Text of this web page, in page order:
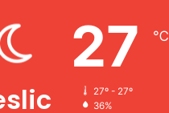
27 ℃
27º - 27º
36%